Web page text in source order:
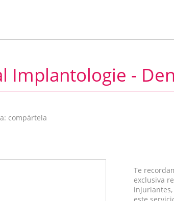
Implantologie -
compártela
Te
exclusiva
injuriantes,